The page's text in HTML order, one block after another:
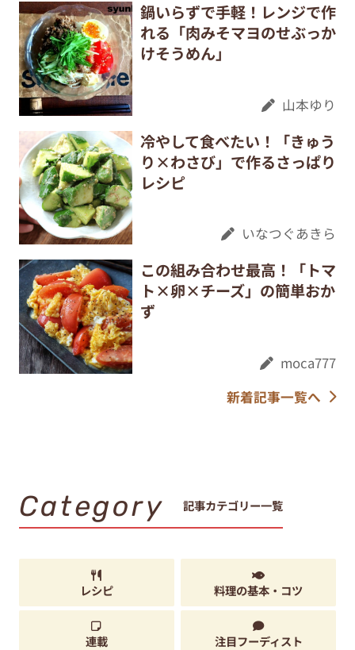
鍋いらずで手軽！レンジで作
れる「肉みそマヨのせぶっか
けそうめん」
山本ゆり
冷やして食べたい！「きゅう
り×わさび」で作るさっぱり
レシピ
いなつぐあきら
この組み合わせ最高！「トマ
ト×卵×チーズ」の簡単おか
ず
moca777
新着記事一覧へ
Category 記事カテゴリー一覧
レシピ 料理の基本・コツ
連載 注目フーディスト